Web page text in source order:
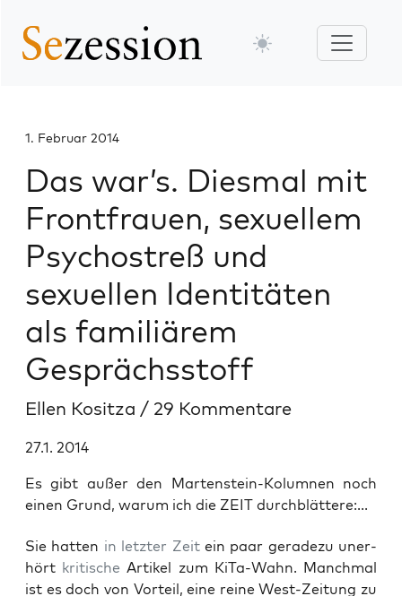
1. Februar 2014
Das war’s. Diesmal mit
Frontfrauen, sexuellem
Psychostreß und
sexuellen Identitäten
als familiärem
Gesprächsstoff
Ellen Kositza / 29 Kommentare
27.1. 2014
Es gibt außer den Martenstein-Kolumnen noch
einen Grund, warum ich die ZEIT durchblättere:...
Sie hat­ten in letz­ter Zeitein paar gera­de­zu uner­
hört kri­ti­sche Arti­kel zum KiTa-Wahn. Manch­mal
ist es doch von Vor­teil, eine rei­ne West-Zei­tung zu